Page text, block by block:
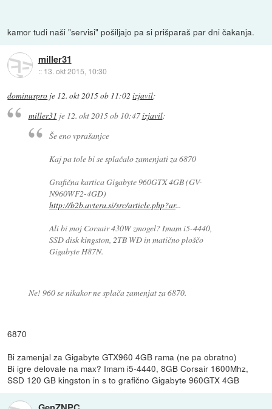
kamor tudi naši "servisi" pošiljajo pa si prišparaš par dni čakanja.
miller31
:: 13. okt 2015, 10:30
dominuspro je 12. okt 2015 ob 11:02 izjavil:
miller31 je 12. okt 2015 ob 10:47izjavil:
Še eno vprašanjce
Kaj pa tole bi se splačalo zamenjati za 6870
Grafična kartica Gigabyte 960GTX 4GB (GV-
N960WF2-4GD)
http://b2b.avtera.si/src/article.php?ar...
Ali bi moj Corsair 430W zmogel? Imam i5-4440,
SSD disk kingston, 2TB WD in matično ploščo
Gigabyte H87N.
Ne! 960 se nikakor ne splača zamenjat za 6870.
6870
Bi zamenjal za Gigabyte GTX960 4GB rama (ne pa obratno)
Bi igre delovale na max? Imam i5-4440, 8GB Corsair 1600Mhz,
SSD 120 GB kingston in s to grafično Gigabyte 960GTX 4GB